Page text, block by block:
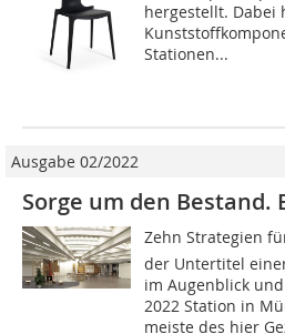
hergestellt. Dabei
Statio­nen...
Ausgabe 02/2022
Sorge um den Bestand.
Zehn Strategien
der Untertitel
im Augenblick
2022 Station in
meiste des hier